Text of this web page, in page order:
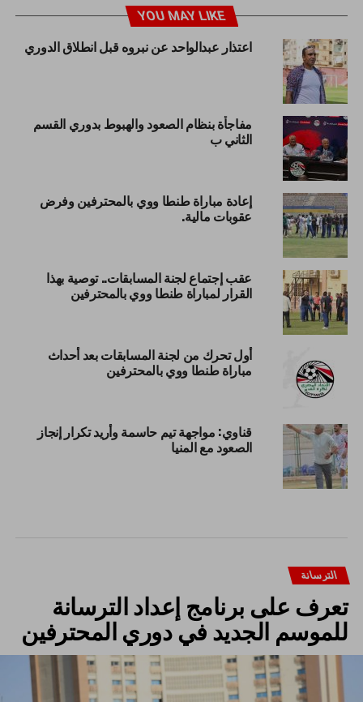
YOU MAY LIKE
اعتذار عبدالواحد عن نبروه قبل انطلاق الدوري
مفاجأة بنظام الصعود والهبوط بدوري القسم
الثاني ب
إعادة مباراة طنطا ووي بالمحترفين وفرض
عقوبات مالية.
عقب إجتماع لجنة المسابقات.. توصية بهذا
القرار لمباراة طنطا ووي بالمحترفين
أول تحرك من لجنة المسابقات بعد أحداث
مباراة طنطا ووي بالمحترفين
قناوي: مواجهة تيم حاسمة وأريد تكرار إنجاز
الصعود مع المنيا
الترسانة
تعرف على برنامج إعداد الترسانة
للموسم الجديد في دوري المحترفين